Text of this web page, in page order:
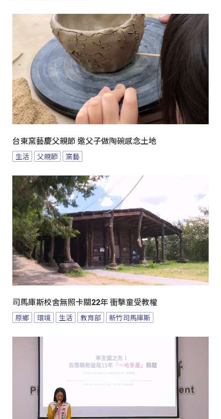
台東窯藝慶父親節 邀父子做陶碗感念土地
生活 父親節 窯藝
司馬庫斯校舍無照卡關22年 衝擊童受教權
原鄉 環境 生活 教育部 新竹司馬庫斯